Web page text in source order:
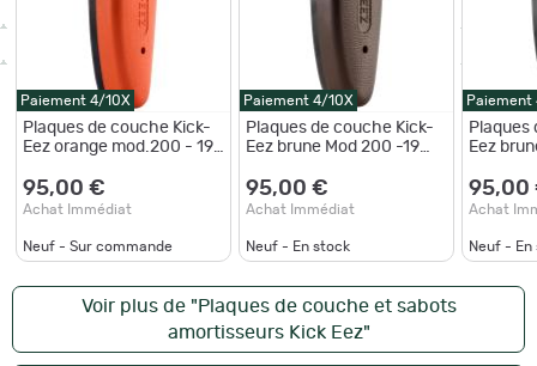
Paiement 4/10X
Plaques de couche Kick-
Eez orange mod.200 - 19
Mod.200 - 19 mm
95,00 €
Achat Immédiat
Neuf - Sur commande
Paiement 4/10X
Plaques de couche Kick-
Eez brune Mod 200 -19
95,00 €
Achat Immédiat
Neuf - En stock
Paiement
Plaques
Eez
95,00
Achat
Neuf - En
Voir plus de "Plaques de couche et sabots
amortisseurs Kick Eez"